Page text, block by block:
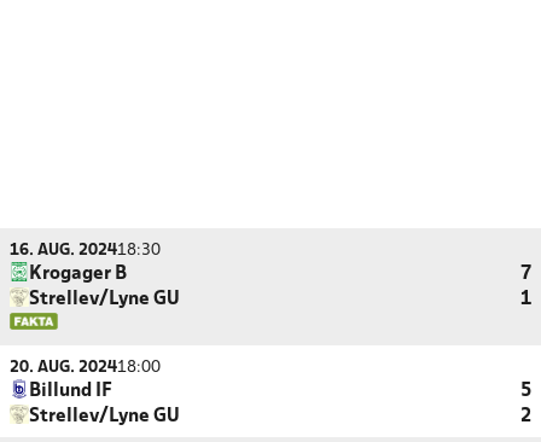
16. AUG. 202418:30
Krogager B
7
Strellev/Lyne GU
1
20. AUG. 202418:00
Billund IF
5
Strellev/Lyne GU
2